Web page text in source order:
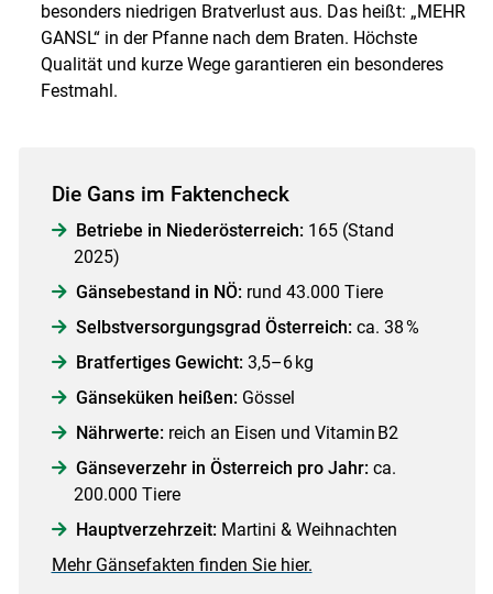
besonders niedrigen Bratverlust aus. Das heißt: „MEHR
GANSL“ in der Pfanne nach dem Braten. Höchste
Qualität und kurze Wege garantieren ein besonderes
Festmahl.
Die Gans im Faktencheck
Betriebe in Niederösterreich: 165 (Stand
2025)
Gänsebestand in NÖ: rund 43.000 Tiere
Selbstversorgungsgrad Österreich: ca. 38 %
Bratfertiges Gewicht: 3,5–6 kg
Gänseküken heißen: Gössel
Nährwerte: reich an Eisen und Vitamin B2
Gänseverzehr in Österreich pro Jahr: ca.
200.000 Tiere
Hauptverzehrzeit: Martini & Weihnachten
Mehr Gänsefakten finden Sie hier.